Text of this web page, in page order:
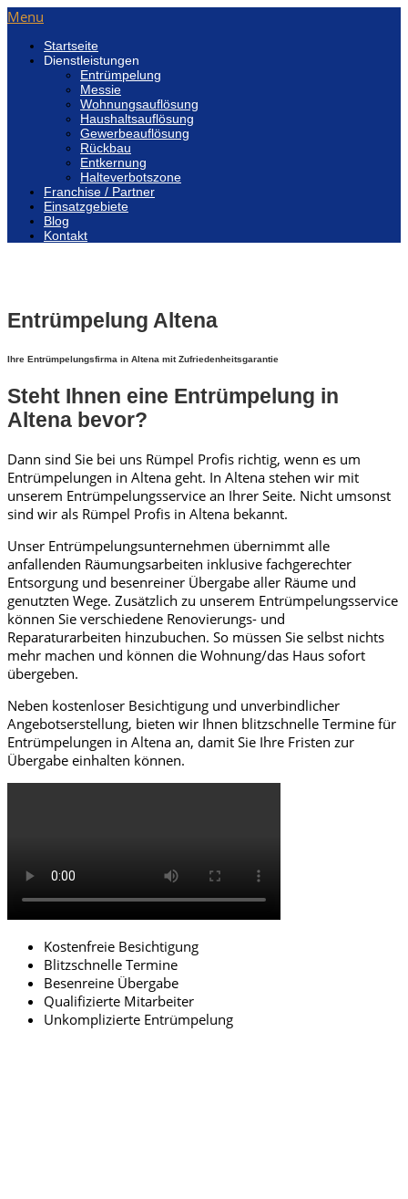
Menu
Startseite
Dienstleistungen
Entrümpelung
Messie
Wohnungsauflösung
Haushaltsauflösung
Gewerbeauflösung
Rückbau
Entkernung
Halteverbotszone
Franchise / Partner
Einsatzgebiete
Blog
Kontakt
Entrümpelung Altena
Ihre Entrümpelungsfirma in Altena mit Zufriedenheitsgarantie
Steht Ihnen eine Entrümpelung in
Altena bevor?
Dann sind Sie bei uns Rümpel Profis richtig, wenn es um
Entrümpelungen in Altena geht. In Altena stehen wir mit
unserem Entrümpelungsservice an Ihrer Seite. Nicht umsonst
sind wir als Rümpel Profis in Altena bekannt.
Unser Entrümpelungsunternehmen übernimmt alle
anfallenden Räumungsarbeiten inklusive fachgerechter
Entsorgung und besenreiner Übergabe aller Räume und
genutzten Wege. Zusätzlich zu unserem Entrümpelungsservice
können Sie verschiedene Renovierungs- und
Reparaturarbeiten hinzubuchen. So müssen Sie selbst nichts
mehr machen und können die Wohnung/das Haus sofort
übergeben.
Neben kostenloser Besichtigung und unverbindlicher
Angebotserstellung, bieten wir Ihnen blitzschnelle Termine für
Entrümpelungen in Altena an, damit Sie Ihre Fristen zur
Übergabe einhalten können.
Kostenfreie Besichtigung
Blitzschnelle Termine
Besenreine Übergabe
Qualifizierte Mitarbeiter
Unkomplizierte Entrümpelung